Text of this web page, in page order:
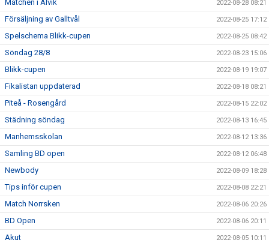
Matchen i Alvik 2022-08-28 08:21
Försäljning av Galltvål 2022-08-25 17:12
Spelschema Blikk-cupen 2022-08-25 08:42
Söndag 28/8 2022-08-23 15:06
Blikk-cupen 2022-08-19 19:07
Fikalistan uppdaterad 2022-08-18 08:21
Piteå - Rosengård 2022-08-15 22:02
Städning söndag 2022-08-13 16:45
Manhemsskolan 2022-08-12 13:36
Samling BD open 2022-08-12 06:48
Newbody 2022-08-09 18:28
Tips inför cupen 2022-08-08 22:21
Match Norrsken 2022-08-06 20:26
BD Open 2022-08-06 20:11
Akut 2022-08-05 10:11